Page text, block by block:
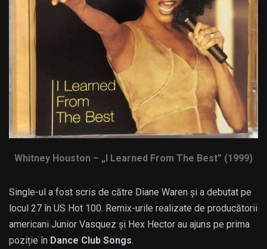
Whitney Houston – „I Learned From The Best” (1999)
Single-ul a fost scris de către Diane Waren și a debutat pe
locul 27 în US Hot 100. Remix-urile realizate de producătorii
americani Junior Vasquez și Hex Hector au ajuns pe prima
poziție în Dance Club Songs.